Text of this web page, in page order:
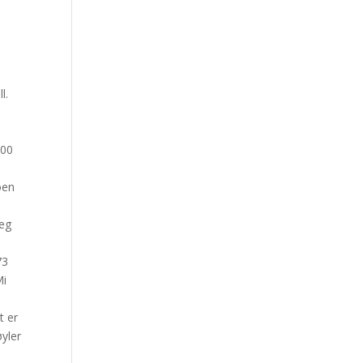
er